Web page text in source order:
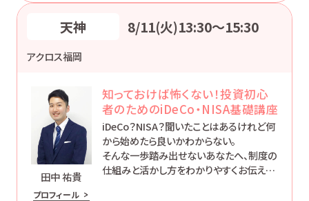
天神 8/11(火)13:30〜15:30
アクロス福岡
田中 祐貴
プロフィール
知っておけば怖くない！投資初心
者のためのiDeCo・NISA基礎講座
iDeCo？NISA？聞いたことはあるけれど何
から始めたら良いかわからない。
そんな一歩踏み出せないあなたへ、制度の
仕組みと活かし方をわかりやすくお伝えし